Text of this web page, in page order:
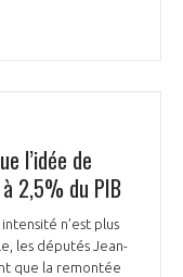
l’idée de
2,5% du PIB
n’est plus
les députés Jean-
que la remontée